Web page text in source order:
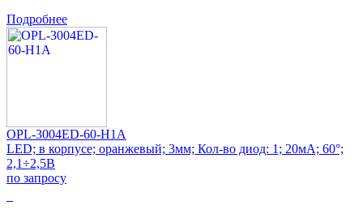
Подробнее
OPL-3004ED-60-H1A
LED; в корпусе; оранжевый; 3мм; Кол-во диод: 1; 20мА; 60°;
2,1÷2,5В
по запросу